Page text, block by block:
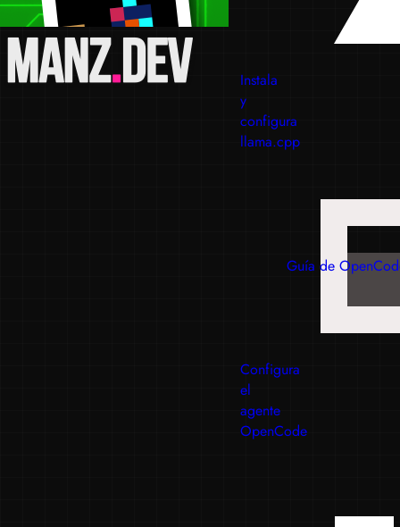
Instala
y
configura
llama.cpp
Guía de
Configura
el
agente
OpenCode